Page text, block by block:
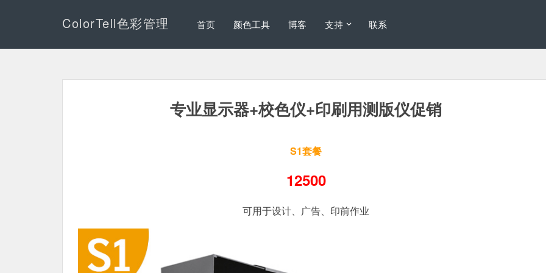
ColorTell色彩管理 首页 颜色工具 博客 支持 联系
专业显示器+校色仪+印刷用测版仪促销
S1套餐
12500
可用于设计、广告、印前作业